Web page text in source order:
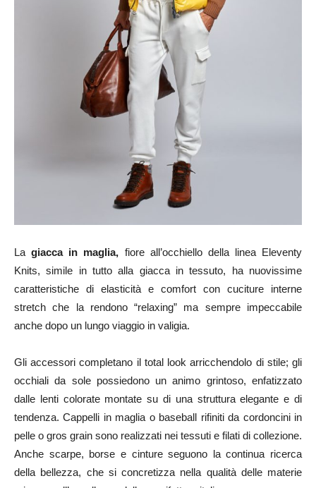
Lagiacca in maglia, fiore all’occhiello della linea Eleventy
Knits, simile in tutto alla giacca in tessuto, ha nuovissime
caratteristiche di elasticità e comfort con cuciture interne
stretch che la rendono “relaxing” ma sempre impeccabile
anche dopo un lungo viaggio in valigia.
Gli accessori completano il total look arricchendolo di stile; gli
occhiali da sole possiedono un animo grintoso, enfatizzato
dalle lenti colorate montate su di una struttura elegante e di
tendenza. Cappelli in maglia o baseball rifiniti da cordoncini in
pelle o gros grain sono realizzati nei tessuti e filati di collezione.
Anche scarpe, borse e cinture seguono la continua ricerca
della bellezza, che si concretizza nella qualità delle materie